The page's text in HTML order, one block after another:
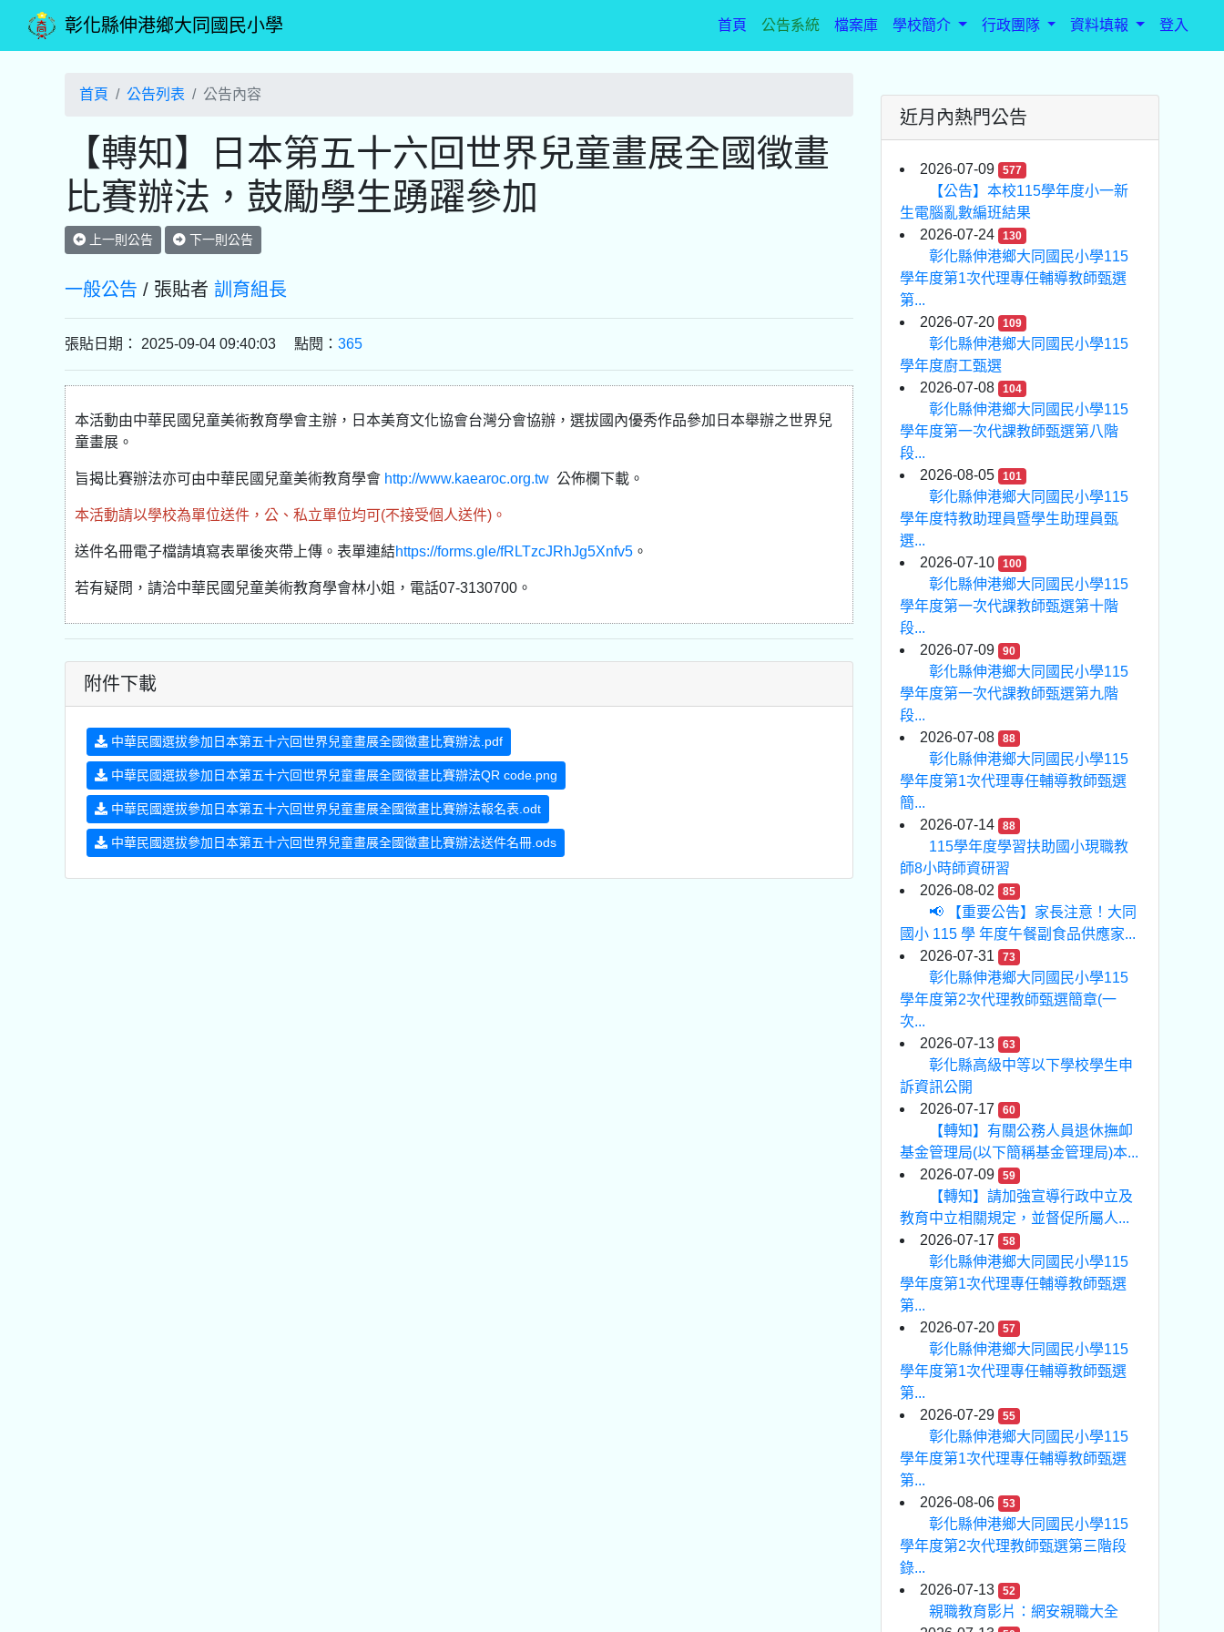
彰化縣伸港鄉大同國民小學 首頁(current)
公告系統 檔案庫 學校簡介 行政團隊 資料填報 登入
首頁 公告列表 公告內容
【轉知】日本第五十六回世界兒童畫展全國徵畫
比賽辦法，鼓勵學生踴躍參加
上一則公告 下一則公告
一般公告 / 張貼者 訓育組長
張貼日期： 2025-09-04 09:40:03 點閱： 365
本活動由中華民國兒童美術教育學會主辦，日本美育文化協會台灣分會協辦，選拔國內優秀作品參加日本舉辦之世界兒
童畫展。
旨揭比賽辦法亦可由中華民國兒童美術教育學會 http://www.kaearoc.org.tw 公佈欄下載。
本活動請以學校為單位送件，公、私立單位均可(不接受個人送件)。
送件名冊電子檔請填寫表單後夾帶上傳。表單連結https://forms.gle/fRLTzcJRhJg5Xnfv5 。
若有疑問，請洽中華民國兒童美術教育學會林小姐，電話07-3130700。
附件下載
中華民國選拔參加日本第五十六回世界兒童畫展全國徵畫比賽辦法.pdf
中華民國選拔參加日本第五十六回世界兒童畫展全國徵畫比賽辦法QR code.png
中華民國選拔參加日本第五十六回世界兒童畫展全國徵畫比賽辦法報名表.odt
中華民國選拔參加日本第五十六回世界兒童畫展全國徵畫比賽辦法送件名冊.ods
近月內熱門公告
2026-07-09 577
【公告】本校115學年度小一新
生電腦亂數編班結果
2026-07-24
130
彰化縣伸港鄉大同國民小學115
學年度第1次代理專任輔導教師甄選
第...
2026-07-20
109
彰化縣伸港鄉大同國民小學115
學年度廚工甄選
2026-07-08
104
彰化縣伸港鄉大同國民小學115
學年度第一次代課教師甄選第八階
段...
2026-08-05
101
彰化縣伸港鄉大同國民小學115
學年度特教助理員暨學生助理員甄
選...
2026-07-10
100
彰化縣伸港鄉大同國民小學115
學年度第一次代課教師甄選第十階
段...
2026-07-09
90
彰化縣伸港鄉大同國民小學115
學年度第一次代課教師甄選第九階
段...
2026-07-08
88
彰化縣伸港鄉大同國民小學115
學年度第1次代理專任輔導教師甄選
簡...
2026-07-14
88
115學年度學習扶助國小現職教
師8小時師資研習
2026-08-02
85
📢 【重要公告】家長注意！大同
國小 115 學 年度午餐副食品供應家...
2026-07-31
73
彰化縣伸港鄉大同國民小學115
學年度第2次代理教師甄選簡章(一
次...
2026-07-13
63
彰化縣高級中等以下學校學生申
訴資訊公開
2026-07-17
60
【轉知】有關公務人員退休撫卹
基金管理局(以下簡稱基金管理局)本...
2026-07-09
59
【轉知】請加強宣導行政中立及
教育中立相關規定，並督促所屬人...
2026-07-17
58
彰化縣伸港鄉大同國民小學115
學年度第1次代理專任輔導教師甄選
第...
2026-07-20
57
彰化縣伸港鄉大同國民小學115
學年度第1次代理專任輔導教師甄選
第...
2026-07-29
55
彰化縣伸港鄉大同國民小學115
學年度第1次代理專任輔導教師甄選
第...
2026-08-06
53
彰化縣伸港鄉大同國民小學115
學年度第2次代理教師甄選第三階段
錄...
2026-07-13
52
親職教育影片：網安親職大全